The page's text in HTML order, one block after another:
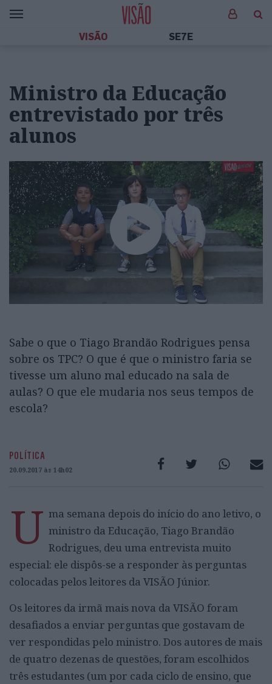
VISÃO SE7E
Ministro da Educação
entrevistado por três
alunos
Sabe o que o Tiago Brandão Rodrigues pensa
sobre os TPC? O que é que o ministro faria se
tivesse um aluno mal educado na sala de
aulas? O que ele mudaria nos seus tempos de
escola?
POLÍTICA
20.09.2017 às 14h02
U ma semana depois do início do ano letivo, o
ministro da Educação, Tiago Brandão
Rodrigues, deu uma entrevista muito
especial: ele dispôs-se a responder às perguntas
colocadas pelos leitores da VISÃO Júnior.
Os leitores da irmã mais nova da VISÃO foram
desafiados a enviar perguntas que gostavam de
ver respondidas pelo ministro. Dos autores de mais
de quatro dezenas de questões, foram escolhidos
três estudantes (um por cada ciclo de ensino, que